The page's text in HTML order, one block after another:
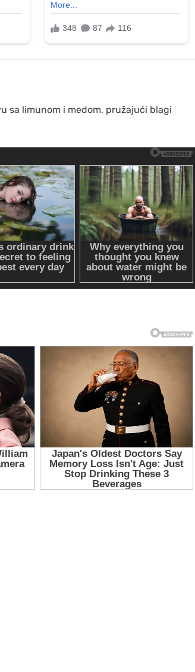
sa limunom i medom, pružajući blagi